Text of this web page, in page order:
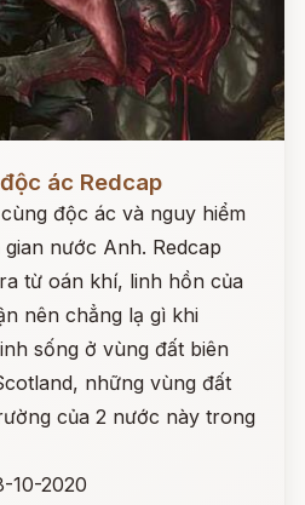
ác Redcap
độc ác và nguy hiểm
nước Anh. Redcap
từ oán khí, linh hồn của
nên chẳng lạ gì khi
sống ở vùng đất biên
những vùng đất
của 2 nước này trong
10-2020